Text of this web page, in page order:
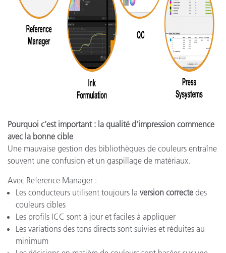
Pourquoi c’est important : la qualité d’impression commence
avec la bonne cible
Une mauvaise gestion des bibliothèques de couleurs entraîne
souvent une confusion et un gaspillage de matériaux.
Avec Reference Manager :
Les conducteurs utilisent toujours la version correcte des
couleurs cibles
Les profils ICC sont à jour et faciles à appliquer
Les variations des tons directs sont suivies et réduites au
minimum